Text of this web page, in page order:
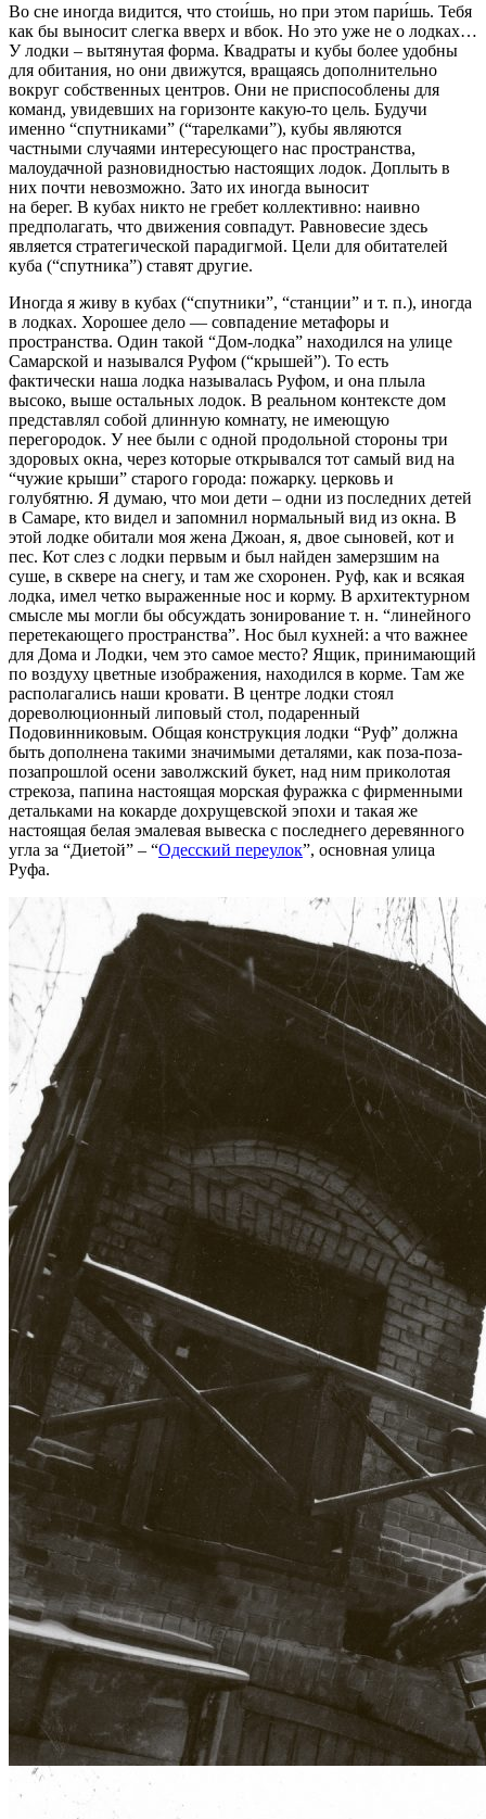
Во сне иногда видится, что стои́шь, но при этом пари́шь. Тебя
как бы выносит слегка вверх и вбок. Но это уже не о лодках…
У лодки – вытянутая форма. Квадраты и кубы более удобны
для обитания, но они движутся, вращаясь дополнительно
вокруг собственных центров. Они не приспособлены для
команд, увидевших на горизонте какую-то цель. Будучи
именно “спутниками” (“тарелками”), кубы являются
частными случаями интересующего нас пространства,
малоудачной разновидностью настоящих лодок. Доплыть в
них почти невозможно. Зато их иногда выносит
на берег. В кубах никто не гребет коллективно: наивно
предполагать, что движения совпадут. Равновесие здесь
является стратегической парадигмой. Цели для обитателей
куба (“спутника”) ставят другие.
Иногда я живу в кубах (“спутники”, “станции” и т. п.), иногда
в лодках. Хорошее дело — совпадение метафоры и
пространства. Один такой “Дом-лодка” находился на улице
Самарской и назывался Руфом (“крышей”). То есть
фактически наша лодка называлась Руфом, и она плыла
высоко, выше остальных лодок. В реальном контексте дом
представлял собой длинную комнату, не имеющую
перегородок. У нее были с одной продольной стороны три
здоровых окна, через которые открывался тот самый вид на
“чужие крыши” старого города: пожарку. церковь и
голубятню. Я думаю, что мои дети – одни из последних детей
в Самаре, кто видел и запомнил нормальный вид из окна. В
этой лодке обитали моя жена Джоан, я, двое сыновей, кот и
пес. Кот слез с лодки первым и был найден замерзшим на
суше, в сквере на снегу, и там же схоронен. Руф, как и всякая
лодка, имел четко выраженные нос и корму. В архитектурном
смысле мы могли бы обсуждать зонирование т. н. “линейного
перетекающего пространства”. Нос был кухней: а что важнее
для Дома и Лодки, чем это самое место? Ящик, принимающий
по воздуху цветные изображения, находился в корме. Там же
располагались наши кровати. В центре лодки стоял
дореволюционный липовый стол, подаренный
Подовинниковым. Общая конструкция лодки “Руф” должна
быть дополнена такими значимыми деталями, как поза-поза-
позапрошлой осени заволжский букет, над ним приколотая
стрекоза, папина настоящая морская фуражка с фирменными
детальками на кокарде дохрущевской эпохи и такая же
настоящая белая эмалевая вывеска с последнего деревянного
угла за “Диетой” – “Одесский переулок”, основная улица
Руфа.